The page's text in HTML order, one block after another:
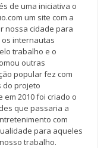
de uma iniciativa o
um site com a
nossa cidade para
internautas
trabalho e o
outras
popular fez com
do projeto
2010 foi criado o
que passaria a
com
para aqueles
trabalho.